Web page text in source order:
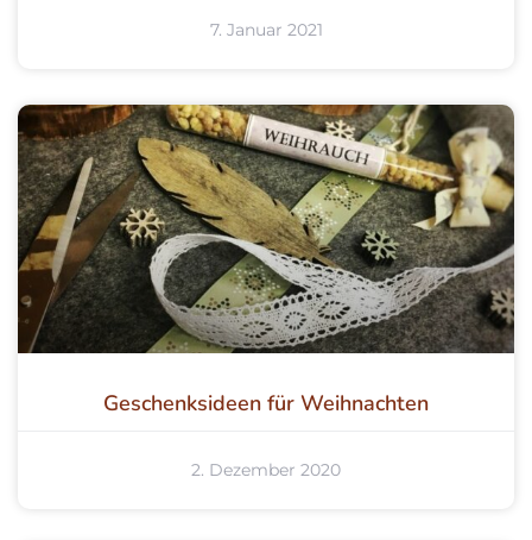
7. Januar 2021
Geschenksideen für Weihnachten
2. Dezember 2020